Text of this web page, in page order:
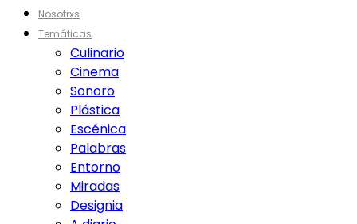
Nosotrxs
Temáticas
Culinario
Cinema
Sonoro
Plástica
Escénica
Palabras
Entorno
Miradas
Designia